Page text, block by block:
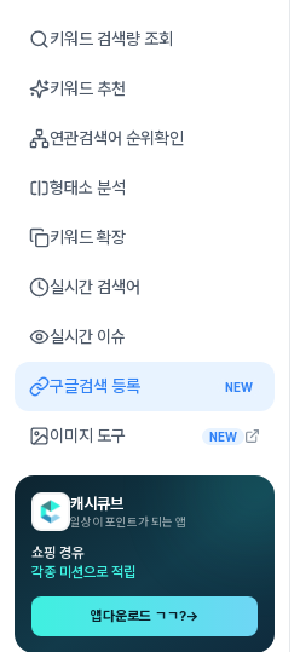
키워드 검색량 조회
키워드 추천
연관검색어 순위확인
형태소 분석
키워드 확장
실시간 검색어
실시간 이슈
구글검색 등록 NEW
이미지 도구 NEW
캐시큐브
일상이 포인트가 되는 앱
쇼핑 경유
각종 미션으로 적립
앱다운로드 ㄱㄱ?→